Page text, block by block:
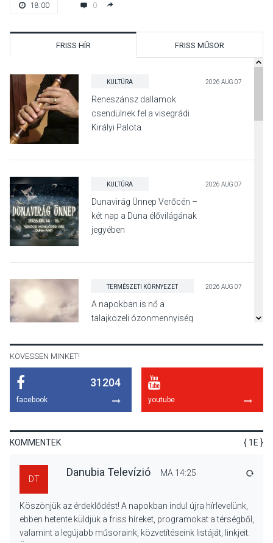
18:00 0
FRISS HÍR FRISS MŰSOR
KULTÚRA 2026 AUG 07
Reneszánsz dallamok
csendülnek fel a visegrádi
Királyi Palota
KULTÚRA 2026 AUG 07
Dunavirág Ünnep Verőcén –
két nap a Duna élővilágának
jegyében
TERMÉSZETI KÖRNYEZET 2026 AUG 07
A napokban is nő a
talajközeli ózonmennyiség
Mi a pszichológia, és miért
Beszélgetés a Kacsakő
Különleges csillagles lesz
Tahitótfaluban a Bodor
Majorban
KÖVESSEN MINKET!
31204
facebook youtube
KOMMENTEK { 1E }
DT
Danubia Televízió MA 14:25
Köszönjük az érdeklődést! A napokban indul újra hírlevelünk,
ebben hetente küldjük a friss híreket, programokat a térségből,
valamint a legújabb műsoraink, közvetítéseink listáját, linkjeit.